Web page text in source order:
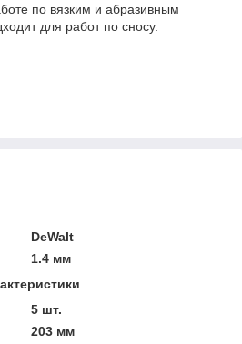
по вязким и абразивным
для работ по сносу.
DeWalt
1.4 мм
5 шт.
203 мм